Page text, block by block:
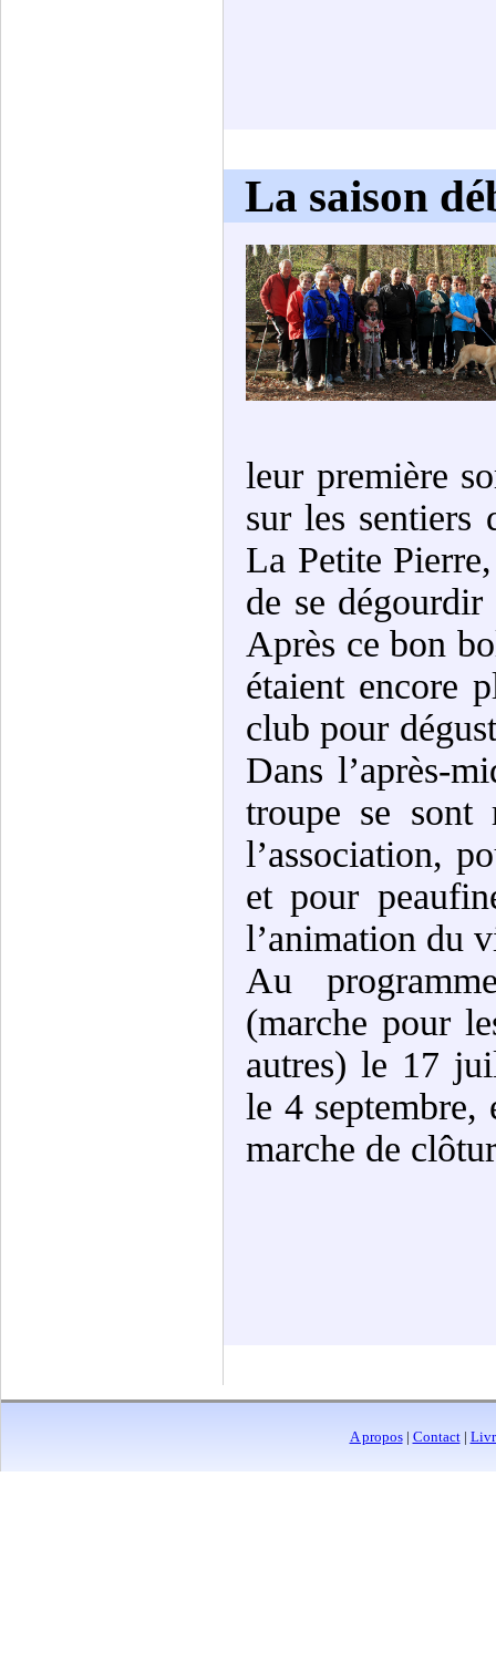
La saison
leur première
sur les sentiers
La Petite
de se
Après ce bon
étaient encore
club pour
Dans l’après-
troupe se sont
l’association,
et pour
l’animation du
Au
(marche pour
autres) le 17
le 4 septembre,
marche de
A propos| Contact|